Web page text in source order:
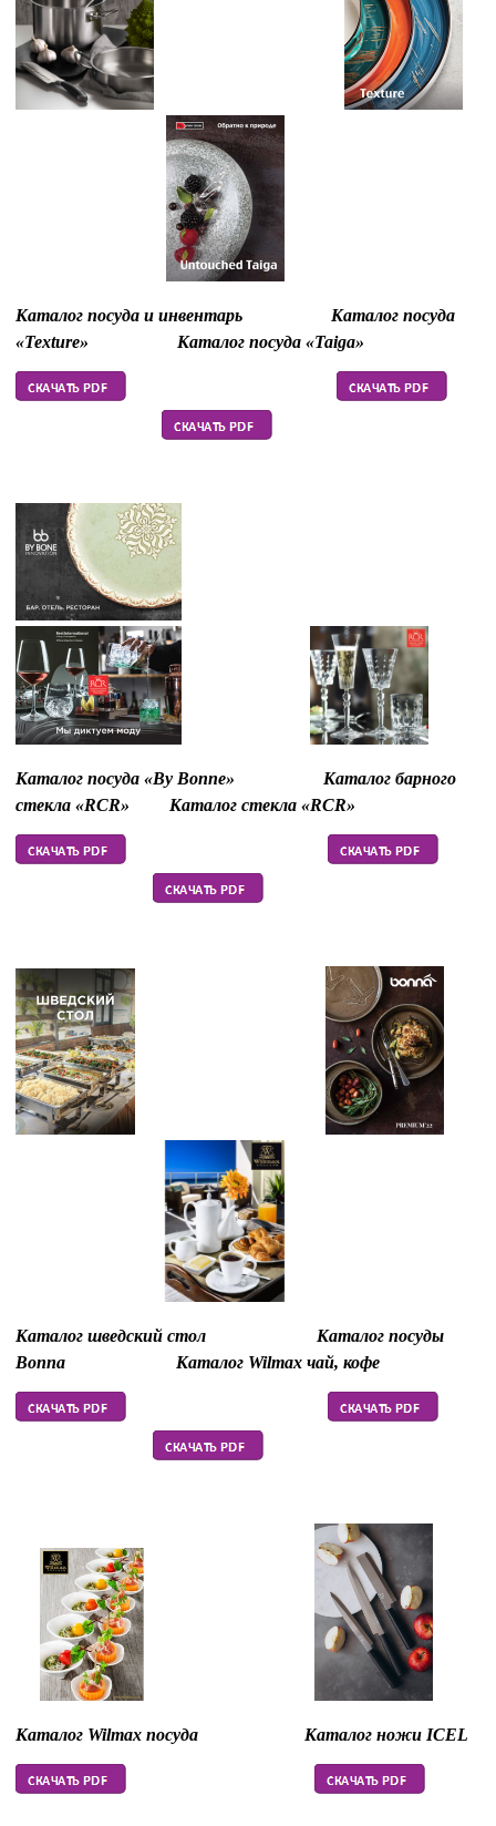
Каталог посуда и инвентарь
Каталог посуда
«Texture»
Каталог посуда «Taiga»
Каталог посуда «By Bonne»
Каталог барного
стекла «RCR»
Каталог стекла «RCR»
Каталог шведский стол Каталог посуды
Bonna Каталог Wilmax чай, кофе
Каталог Wilmax посуда Каталог ножи ICEL